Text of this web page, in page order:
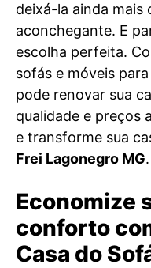
deixá-la ainda
aconchegante. E
escolha perfeita.
sofás e móveis
pode renovar sua
qualidade e preços
e transforme sua
Frei Lagonegro MG.
Economize
conforto
Casa do